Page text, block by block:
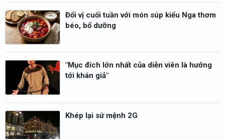
Đổi vị cuối tuần với món súp kiểu Nga thơm
béo, bổ dưỡng
"Mục đích lớn nhất của diễn viên là hướng
tới khán giả"
Khép lại sứ mệnh 2G